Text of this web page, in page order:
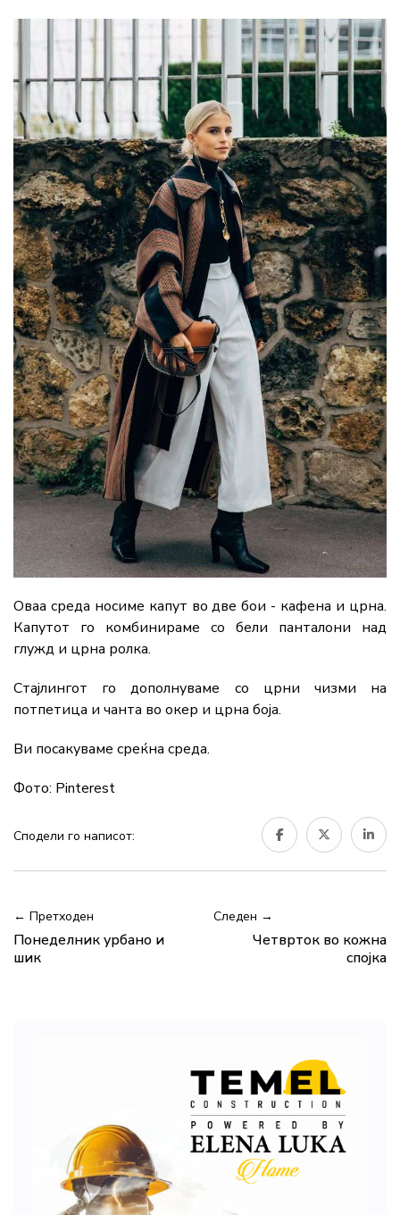
Оваа среда носиме капут во две бои - кафена и црна.
Капутот го комбинираме со бели панталони над
глужд и црна ролка.
Стајлингот го дополнуваме со црни чизми на
потпетица и чанта во окер и црна боја.
Ви посакуваме среќна среда.
Фото: Pinterest
Сподели го написот:
← Претходен
Понеделник урбано и
шик
Следен →
Четврток во кожна
спојка